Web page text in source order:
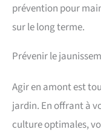
prévention pour
sur le long terme.
Prévenir le
Agir en amont est
jardin. En offrant à
culture optimales,